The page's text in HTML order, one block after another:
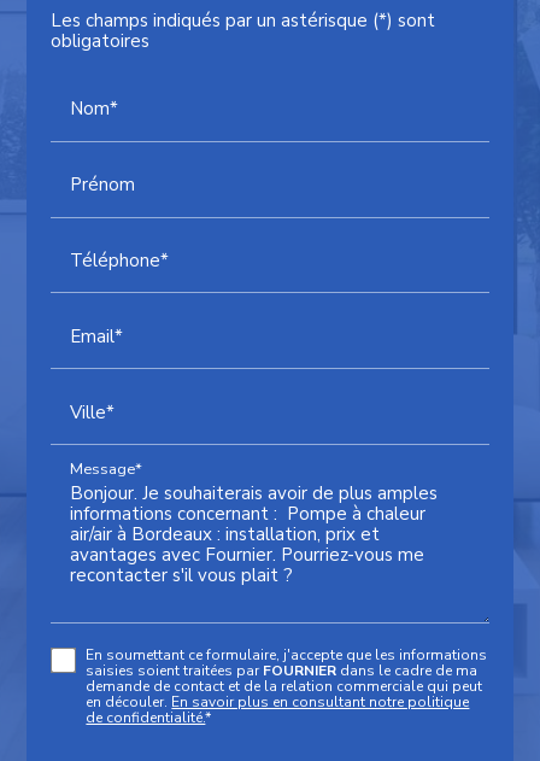
Les champs indiqués par un astérisque (*) sont
obligatoires
Nom*
Prénom
Téléphone*
Email*
Ville*
Message*
En soumettant ce formulaire, j'accepte que les informations
saisies soient traitées parFOURNIER dans le cadre de ma
demande de contact et de la relation commerciale qui peut
en découler. En savoir plus en consultant notre politique
de confidentialité.*